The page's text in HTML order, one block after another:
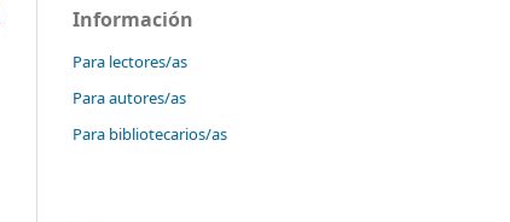
Información
Para lectores/as
Para autores/as
Para bibliotecarios/as